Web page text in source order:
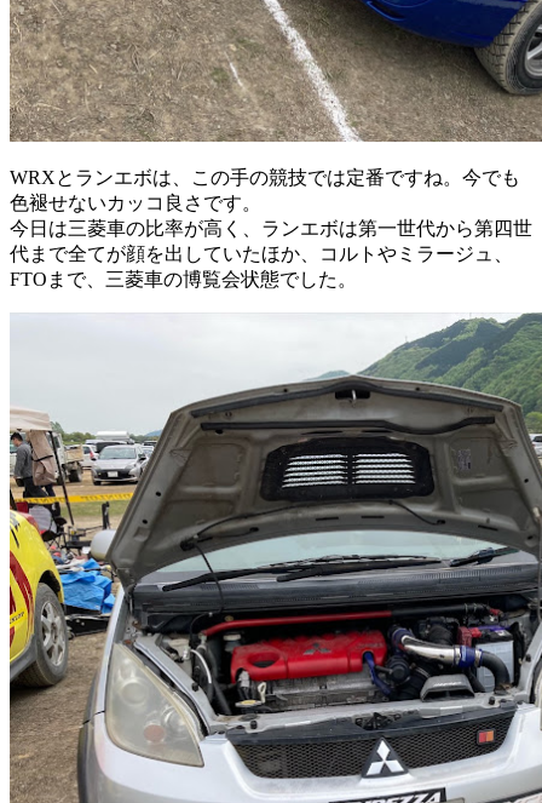
WRXとランエボは、この手の競技では定番ですね。今でも
色褪せないカッコ良さです。
今日は三菱車の比率が高く、ランエボは第一世代から第四世
代まで全てが顔を出していたほか、コルトやミラージュ、
FTOまで、三菱車の博覧会状態でした。